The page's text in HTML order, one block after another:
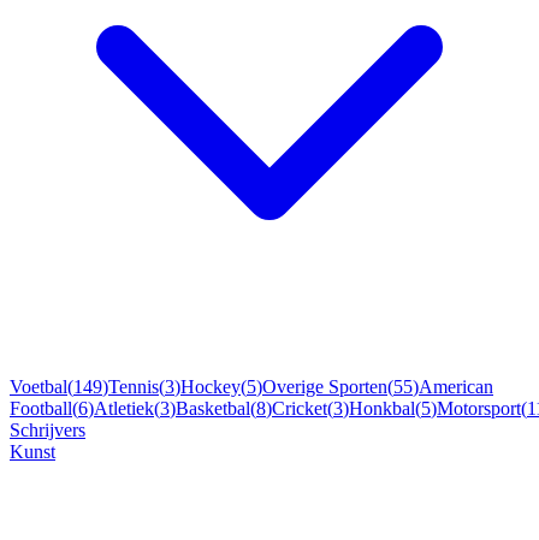
Voetbal(149)Tennis(3)Hockey(5)Overige Sporten(55)American
Football(6)Atletiek(3)Basketbal(8)Cricket(3)Honkbal(5)Motorsport(
Schrijvers
Kunst